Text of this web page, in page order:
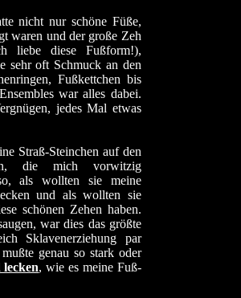
nicht nur schöne Füße,
waren und der große Zeh
liebe diese Fußform!),
sehr oft Schmuck an den
Fußkettchen bis
war alles dabei.
jedes Mal etwas
Straß-Steinchen auf den
die mich vorwitzig
als wollten sie meine
und als wollten sie
schönen Zehen haben.
war dies das größte
Sklavenerziehung par
genau so stark oder
lecken, wie es meine Fuß-